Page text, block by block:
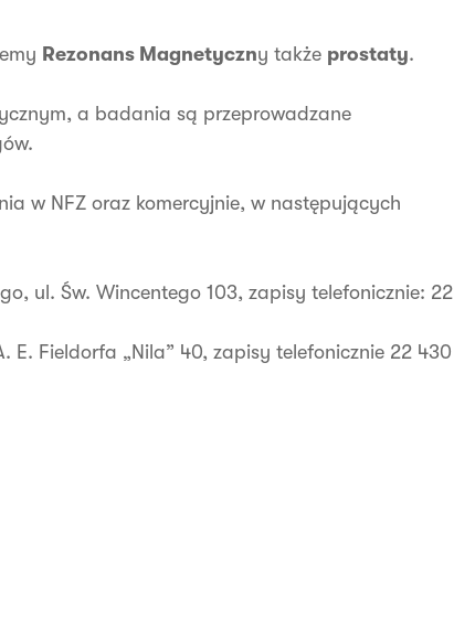
Rezonans Magnetyczny także prostaty.
a badania są przeprowadzane
w NFZ oraz komercyjnie, w następujących
ul. Św. Wincentego 103, zapisy telefonicznie: 22
E. Fieldorfa „Nila” 40, zapisy telefonicznie 22 430